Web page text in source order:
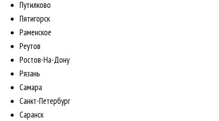
Путилково
Пятигорск
Раменское
Реутов
Ростов-На-Дону
Рязань
Самара
Санкт-Петербург
Саранск